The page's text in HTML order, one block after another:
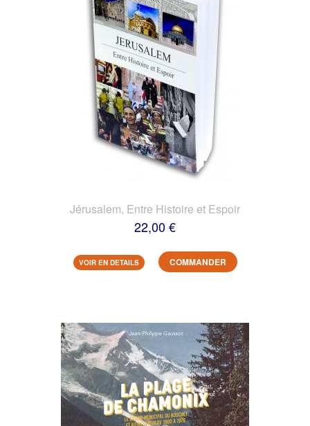
Jérusalem, Entre Histoire et Espoir
22,00 €
VOIR EN DETAILS COMMANDER